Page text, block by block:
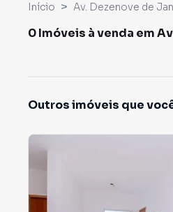
Início Av. Dezenove de
0 Imóveis à venda em
Outros imóveis que